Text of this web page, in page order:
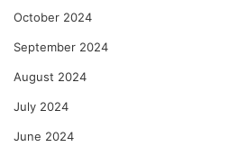
October 2024
September 2024
August 2024
July 2024
June 2024